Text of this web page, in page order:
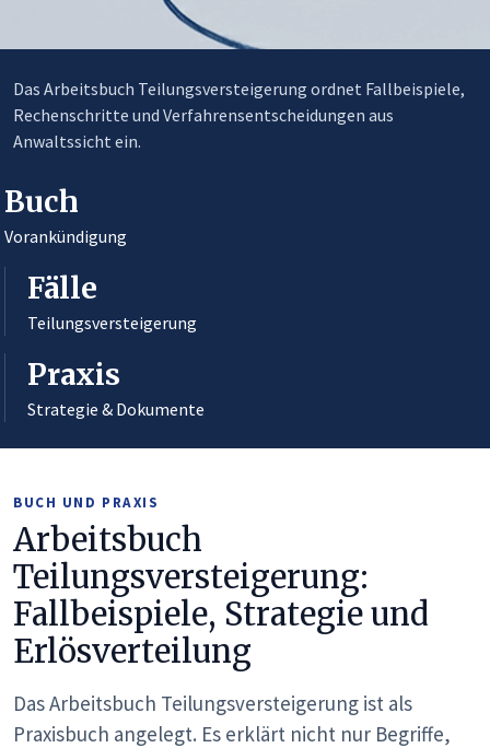
Das Arbeitsbuch Teilungsversteigerung ordnet Fallbeispiele,
Rechenschritte und Verfahrensentscheidungen aus
Anwaltssicht ein.
Buch
Vorankündigung
Fälle
Teilungsversteigerung
Praxis
Strategie & Dokumente
BUCH UND PRAXIS
Arbeitsbuch
Teilungsversteigerung:
Fallbeispiele, Strategie und
Erlösverteilung
Das Arbeitsbuch Teilungsversteigerung ist als
Praxisbuch angelegt. Es erklärt nicht nur Begriffe,